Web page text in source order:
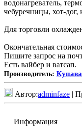
водонагреватель,
чебуречницы, хот-
Для торговли
Окончательная
Пишите запрос на
Есть вайбер и ватсап.
Производитель: Купава
Автор:adminfaze |
Информация